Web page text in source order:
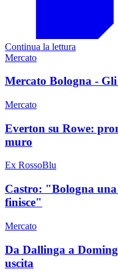
Continua la lettura
Mercato
Mercato Bologna -
Mercato
Everton su Rowe:
muro
Ex RossoBlu
Castro: "Bologna una
finisce"
Mercato
Da Dallinga a
uscita